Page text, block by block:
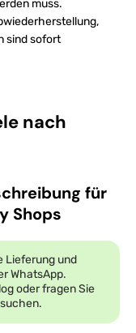
muss.
sind sofort
nach
für
Shops
Lieferung und
WhatsApp.
oder fragen Sie